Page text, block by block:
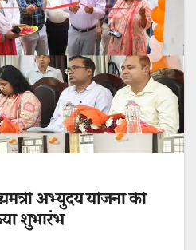
अभ्युदय योजना की
शुभारंभ